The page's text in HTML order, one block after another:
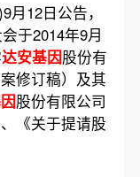
月12日公告，
于2014年9月
达安基因股份有
修订稿）及其
股份有限公司
《关于提请股